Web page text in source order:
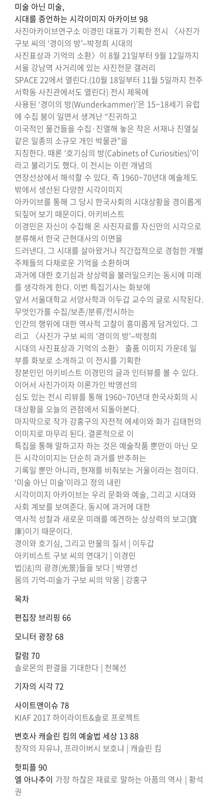
미술 아닌 미술,
시대를 증언하는 시각이미지 아카이브 98
사진아카이브연구소 이경민 대표가 기획한 전시 〈사진가
구보 씨의 ‘경이의 방’–박정희 시대의
사진표상과 기억의 소환〉이 8월 21일부터 9월 12일까지
서울 강남역 사거리에 있는 사진전문 갤러리
SPACE 22에서 열린다.(10월 18일부터 11월 5일까지 전주
서학동 사진관에서도 열린다) 전시 제목에
사용된 ‘경이의 방(Wunderkammer)’은 15~18세기 유럽
에 수집 붐이 일면서 생겨난 “진귀하고
이국적인 물건들을 수집·진열해 놓은 작은 서재나 진열실
같은 일종의 소규모 개인 박물관”을
지칭한다. 때론 ‘호기심의 방(Cabinets of Curiosities)’이
라고 불리기도 했다. 이 전시는 이런 개념의
연장선상에서 해석할 수 있다. 즉 1960~70년대 예술제도
밖에서 생산된 다양한 시각이미지
아카이브를 통해 그 당시 한국사회의 시대상황을 경이롭게
되짚어 보기 때문이다. 아키비스트
이경민은 자신이 수집해 온 사진자료를 자신만의 시각으로
분류해서 한국 근현대사의 이면을
드러낸다. 그 시대를 살아왔거나 직간접적으로 경험한 개별
주체들의 다채로운 기억을 소환하며
과거에 대한 호기심과 상상력을 불러일으키는 동시에 미래
를 생각하게 한다. 이번 특집기사는 화보에
앞서 서울대학교 서양사학과 이두갑 교수의 글로 시작된다.
무엇인가를 수집/보존/분류/전시하는
인간의 행위에 대한 역사적 고찰이 흥미롭게 담겨있다. 그
리고 〈사진가 구보 씨의 ‘경이의 방’–박정희
시대의 사진표상과 기억의 소환〉 출품 이미지 가운데 일
부를 화보로 소개하고 이 전시를 기획한
장본인인 아키비스트 이경민의 글과 인터뷰를 볼 수 있다.
이어서 사진가이자 이론가인 박영선의
심도 있는 전시 리뷰를 통해 1960~70년대 한국사회의 시
대상황을 오늘의 관점에서 되돌아본다.
마지막으로 작가 강홍구의 자전적 에세이와 화가 김태헌의
이미지로 마무리 된다. 결론적으로 이
특집을 통해 말하고자 하는 것은 예술작품 뿐만이 아닌 모
든 시각이미지는 단순히 과거를 반추하는
기록일 뿐만 아니라, 현재를 비춰보는 거울이라는 점이다.
‘미술 아닌 미술’이라고 정의 내린
시각이미지 아카이브는 우리 문화와 예술, 그리고 시대와
사회 계보를 보여준다. 동시에 과거에 대한
역사적 성찰과 새로운 미래를 예견하는 상상력의 보고(寶
庫)이기 때문이다.
경이와 호기심, 그리고 만물의 질서 | 이두갑
아키비스트 구보 씨의 연대기 | 이경민
법(法)의 광경(光景)들을 보다 | 박영선
몸의 기억-미술가 구보 씨의 악몽 | 강홍구
목차
편집장 브리핑 66
모니터 광장 68
칼럼 70
솔로몬의 판결을 기대한다 | 천혜선
기자의 시각 72
사이트앤이슈 78
KIAF 2017 하이라이트&솔로 프로젝트
변호사 캐슬린 킴의 예술법 세상 13 88
창작의 자유냐, 프라이버시 보호냐 | 캐슬린 킴
핫피플 90
엘 아나추이 가장 하찮은 재료로 말하는 아픔의 역사 | 황석
권